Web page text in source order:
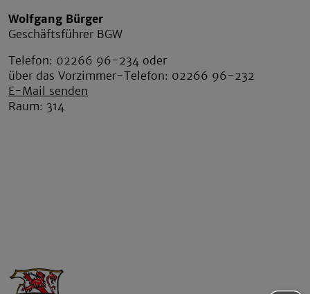
Wolfgang Bürger
Geschäftsführer BGW
Telefon: 02266 96-234 oder
über das Vorzimmer-Telefon: 02266 96-232
E-Mail senden
Raum: 314